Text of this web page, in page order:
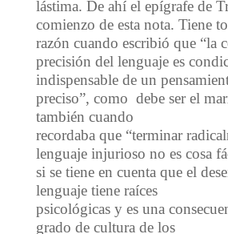
lástima. De ahí el epígrafe de
comienzo de esta nota. Tiene
razón cuando escribió que “la
precisión del lenguaje es
indispensable de un
preciso”, como debe ser el
también cuando
recordaba que “terminar
lenguaje injurioso no es cosa
si se tiene en cuenta que el
lenguaje tiene raíces
psicológicas y es una
grado de cultura de los